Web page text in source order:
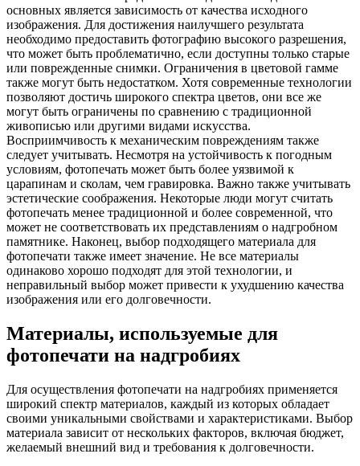
основных является зависимость от качества исходного
изображения. Для достижения наилучшего результата
необходимо предоставить фотографию высокого разрешения,
что может быть проблематично, если доступны только старые
или поврежденные снимки. Ограничения в цветовой гамме
также могут быть недостатком. Хотя современные технологии
позволяют достичь широкого спектра цветов, они все же
могут быть ограничены по сравнению с традиционной
живописью или другими видами искусства.
Восприимчивость к механическим повреждениям также
следует учитывать. Несмотря на устойчивость к погодным
условиям, фотопечать может быть более уязвимой к
царапинам и сколам, чем гравировка. Важно также учитывать
эстетические соображения. Некоторые люди могут считать
фотопечать менее традиционной и более современной, что
может не соответствовать их представлениям о надгробном
памятнике. Наконец, выбор подходящего материала для
фотопечати также имеет значение. Не все материалы
одинаково хорошо подходят для этой технологии, и
неправильный выбор может привести к ухудшению качества
изображения или его долговечности.
Материалы, используемые для
фотопечати на надгробиях
Для осуществления фотопечати на надгробиях применяется
широкий спектр материалов, каждый из которых обладает
своими уникальными свойствами и характеристиками. Выбор
материала зависит от нескольких факторов, включая бюджет,
желаемый внешний вид и требования к долговечности.